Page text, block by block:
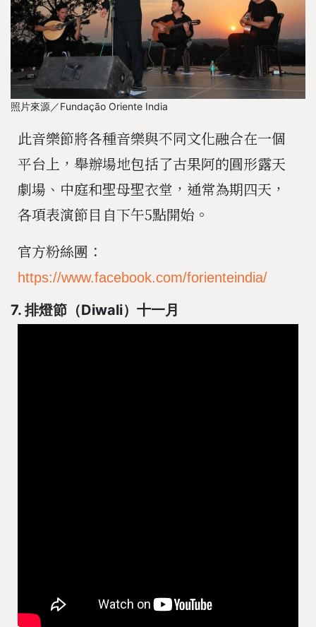
照片來源／Fundação Oriente India
此音樂節將各種音樂與不同文化融合在一個
平台上，舉辦場地包括了古果阿的圓形露天
劇場、中庭和聖母聖衣堂，通常為期四天，
各項表演節目自下午5點開始。
官方粉絲團：
https://www.facebook.com/forienteindia/
7. 排燈節（Diwali）十一月